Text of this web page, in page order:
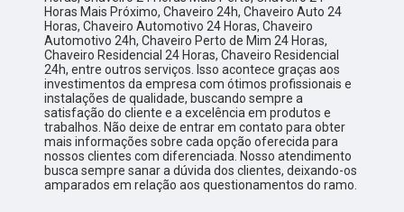
Horas Mais Próximo, Chaveiro 24h, Chaveiro Auto 24
Horas, Chaveiro Automotivo 24 Horas, Chaveiro
Automotivo 24h, Chaveiro Perto de Mim 24 Horas,
Chaveiro Residencial 24 Horas, Chaveiro Residencial
24h, entre outros serviços. Isso acontece graças aos
investimentos da empresa com ótimos profissionais e
instalações de qualidade, buscando sempre a
satisfação do cliente e a excelência em produtos e
trabalhos. Não deixe de entrar em contato para obter
mais informações sobre cada opção oferecida para
nossos clientes com diferenciada. Nosso atendimento
busca sempre sanar a dúvida dos clientes, deixando-os
amparados em relação aos questionamentos do ramo.